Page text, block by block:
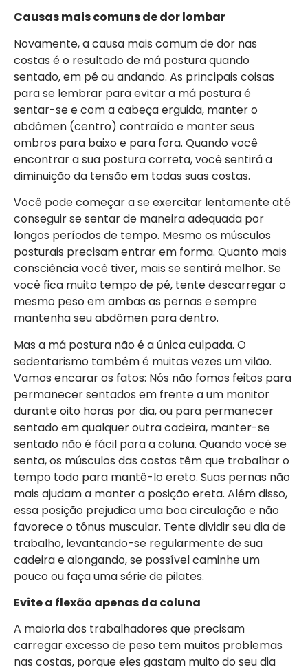
Causas mais comuns de dor lombar
Novamente, a causa mais comum de dor nas
costas é o resultado de má postura quando
sentado, em pé ou andando. As principais coisas
para se lembrar para evitar a má postura é
sentar-se e com a cabeça erguida, manter o
abdômen (centro) contraído e manter seus
ombros para baixo e para fora. Quando você
encontrar a sua postura correta, você sentirá a
diminuição da tensão em todas suas costas.
Você pode começar a se exercitar lentamente até
conseguir se sentar de maneira adequada por
longos períodos de tempo. Mesmo os músculos
posturais precisam entrar em forma. Quanto mais
consciência você tiver, mais se sentirá melhor. Se
você fica muito tempo de pé, tente descarregar o
mesmo peso em ambas as pernas e sempre
mantenha seu abdômen para dentro.
Mas a má postura não é a única culpada. O
sedentarismo também é muitas vezes um vilão.
Vamos encarar os fatos: Nós não fomos feitos para
permanecer sentados em frente a um monitor
durante oito horas por dia, ou para permanecer
sentado em qualquer outra cadeira, manter-se
sentado não é fácil para a coluna. Quando você se
senta, os músculos das costas têm que trabalhar o
tempo todo para mantê-lo ereto. Suas pernas não
mais ajudam a manter a posição ereta. Além disso,
essa posição prejudica uma boa circulação e não
favorece o tônus muscular. Tente dividir seu dia de
trabalho, levantando-se regularmente de sua
cadeira e alongando, se possível caminhe um
pouco ou faça uma série de pilates.
Evite a flexão apenas da coluna
A maioria dos trabalhadores que precisam
carregar excesso de peso tem muitos problemas
nas costas, porque eles gastam muito do seu dia